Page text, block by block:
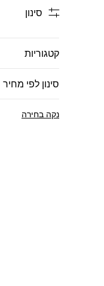
סינון
קטגוריות
סינון לפי מחיר
נקה בחירה